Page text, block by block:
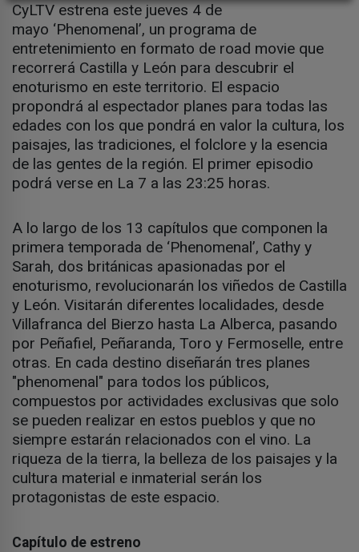
CyLTV estrena este jueves 4 de
mayo ‘Phenomenal’, un programa de
entretenimiento en formato de road movie que
recorrerá Castilla y León para descubrir el
enoturismo en este territorio. El espacio
propondrá al espectador planes para todas las
edades con los que pondrá en valor la cultura, los
paisajes, las tradiciones, el folclore y la esencia
de las gentes de la región. El primer episodio
podrá verse en La 7 a las 23:25 horas.
A lo largo de los 13 capítulos que componen la
primera temporada de ‘Phenomenal’, Cathy y
Sarah, dos británicas apasionadas por el
enoturismo, revolucionarán los viñedos de Castilla
y León. Visitarán diferentes localidades, desde
Villafranca del Bierzo hasta La Alberca, pasando
por Peñafiel, Peñaranda, Toro y Fermoselle, entre
otras. En cada destino diseñarán tres planes
"phenomenal" para todos los públicos,
compuestos por actividades exclusivas que solo
se pueden realizar en estos pueblos y que no
siempre estarán relacionados con el vino. La
riqueza de la tierra, la belleza de los paisajes y la
cultura material e inmaterial serán los
protagonistas de este espacio.
Capítulo de estreno